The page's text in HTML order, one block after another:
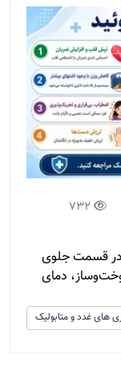
732
در قسمت جلوی
دمای
های غدد و متابولیک